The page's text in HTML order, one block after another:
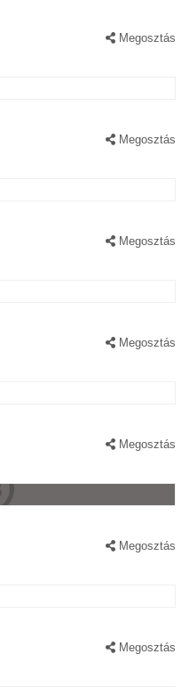
Megosztás
Megosztás
Megosztás
Megosztás
Megosztás
Megosztás
Megosztás